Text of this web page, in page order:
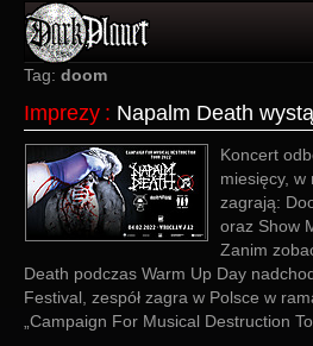
Artykuły
Użytkownicy
Wydarzenia
Galeria
Więcej
Tag: doom
Imprezy : Napalm Death
Koncert
miesięcy, w
zagrają:
oraz Show
Zanim
Death podczas Warm Up Day
Festival, zespół zagra w Polsce w
„Campaign For Musical Destruction